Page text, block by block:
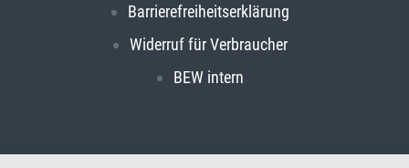
Barrierefreiheitserklärung
Widerruf für Verbraucher
BEW intern